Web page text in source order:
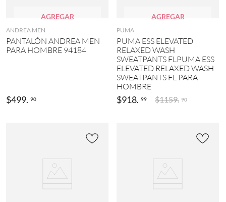
AGREGAR
ANDREA MEN
PANTALÓN ANDREA MEN
PARA HOMBRE 94184
$499. 90
AGREGAR
PUMA
PUMA ESS ELEVATED
RELAXED WASH
SWEATPANTS FLPUMA ESS
ELEVATED RELAXED WASH
SWEATPANTS FL PARA
HOMBRE
$918. 99 $1159. 90